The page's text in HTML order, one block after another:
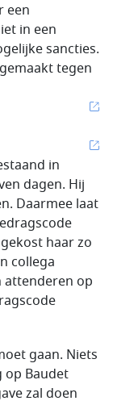
een
in een
sancties.
tegen
in
dagen. Hij
Daarmee laat
haar zo
collega
attenderen op
gaan. Niets
op Baudet
zal doen